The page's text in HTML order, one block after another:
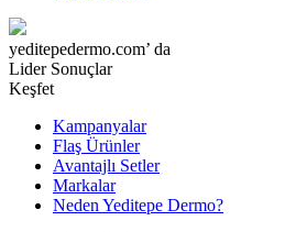
yeditepedermo.com’ da
Lider Sonuçlar
Keşfet
Kampanyalar
Flaş Ürünler
Avantajlı Setler
Markalar
Neden Yeditepe Dermo?